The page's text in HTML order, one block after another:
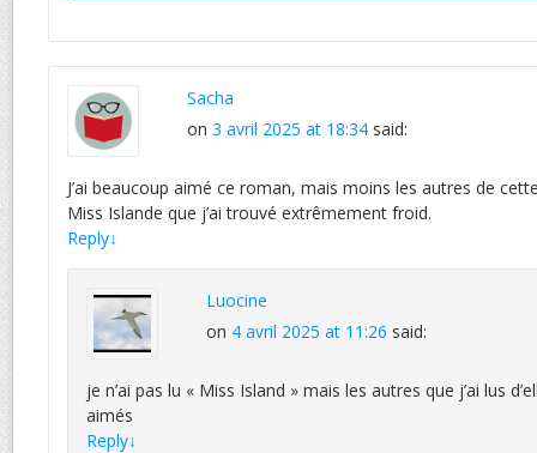
Sacha
on 3 avril 2025 at 18:34 said:
J’ai beaucoup aimé ce roman, mais moins les autres de
Miss Islande que j’ai trouvé extrêmement froid.
Reply↓
Luocine
on 4 avril 2025 at 11:26 said:
je n’ai pas lu « Miss Island » mais les autres que j’ai lus
aimés
Reply↓